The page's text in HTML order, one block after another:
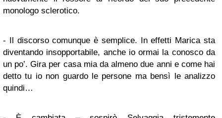
monologo sclerotico.
- Il discorso comunque è semplice. In effetti Marica sta
diventando insopportabile, anche io ormai la conosco da
un po’. Gira per casa mia da almeno due anni e come hai
detto tu io non guardo le persone ma bensì le analizzo
quindi…